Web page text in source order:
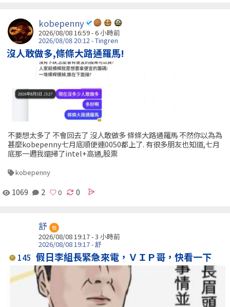
kobepenny
2026/08/08 16:59 -6 小時前
2026/08/08 20:12 - Tingren
沒人敢做多,條條大路通羅馬!
不要想太多了 不會回去了 沒人敢做多 條條大路通羅馬 不然你以為為
甚麼kobepenny七月底順便連0050都上了. 有很多朋友也知道,七月
底那一週我還掃了intel+高通,股票
kobepenny
1069 2 0
舒 包
2026/08/08 19:17 -3 小時前
2026/08/08 19:17 - 舒
145 假日李組長緊急來電，ＶＩＰ哥，快看一下